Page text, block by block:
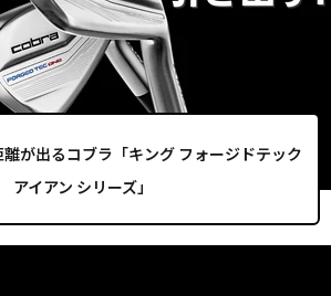
が出るコブラ「キング フォージドテック
アイアン シリーズ」